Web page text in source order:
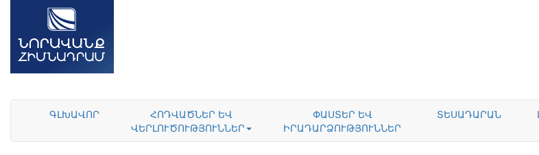
ԳԼԽԱՎՈՐ
ՀՈԴՎԱԾՆԵՐ ԵՎ
ՎԵՐԼՈՒԾՈՒԹՅՈՒՆՆԵՐ
ՓԱՍՏԵՐ ԵՎ
ԻՐԱԴԱՐՁՈՒԹՅՈՒՆՆԵՐ
ՏԵՍԱԴԱՐԱՆ